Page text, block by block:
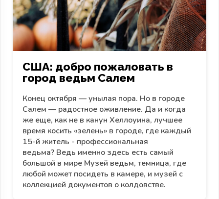
США: добро пожаловать в
город ведьм Салем
Конец октября — унылая пора. Но в городе
Салем — радостное оживление. Да и когда
же еще, как не в канун Хеллоуина, лучшее
время косить «зелень» в городе, где каждый
15-й житель - профессиональная
ведьма? Ведь именно здесь есть самый
большой в мире Музей ведьм, темница, где
любой может посидеть в камере, и музей с
коллекцией документов о колдовстве.